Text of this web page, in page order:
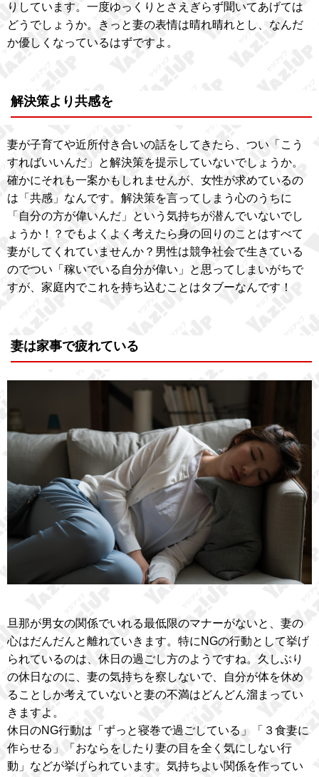
りしています。一度ゆっくりとさえぎらず聞いてあげては
どうでしょうか。きっと妻の表情は晴れ晴れとし、なんだ
か優しくなっているはずですよ。
解決策より共感を
妻が子育てや近所付き合いの話をしてきたら、つい「こう
すればいいんだ」と解決策を提示していないでしょうか。
確かにそれも一案かもしれませんが、女性が求めているの
は「共感」なんです。解決策を言ってしまう心のうちに
「自分の方が偉いんだ」という気持ちが潜んでいないでし
ょうか！？でもよくよく考えたら身の回りのことはすべて
妻がしてくれていませんか？男性は競争社会で生きている
のでつい「稼いでいる自分が偉い」と思ってしまいがちで
すが、家庭内でこれを持ち込むことはタブーなんです！
妻は家事で疲れている
旦那が男女の関係でいれる最低限のマナーがないと、妻の
心はだんだんと離れていきます。特にNGの行動として挙げ
られているのは、休日の過ごし方のようですね。久しぶり
の休日なのに、妻の気持ちを察しないで、自分が体を休め
ることしか考えていないと妻の不満はどんどん溜まってい
きますよ。
休日のNG行動は「ずっと寝巻で過ごしている」「３食妻に
作らせる」「おならをしたり妻の目を全く気にしない行
動」などが挙げられています。気持ちよい関係を作ってい